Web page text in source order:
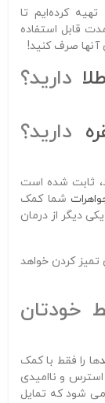
خانگی تهیه کرده‌ایم تا
قابل استفاده
آنها صرف کنید!
طلا دارید؟
دارید؟
ثابت شده است
شما کمک
دیگر از درمان
تمیز کردن خواهد
خودتان
ها را فقط با کمک
و ناامیدی
شود که تمایل